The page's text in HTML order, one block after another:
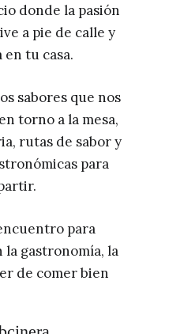
donde la pasión
a pie de calle y
tu casa.
sabores que nos
torno a la mesa,
rutas de sabor y
para
para
gastronomía, la
de comer bien